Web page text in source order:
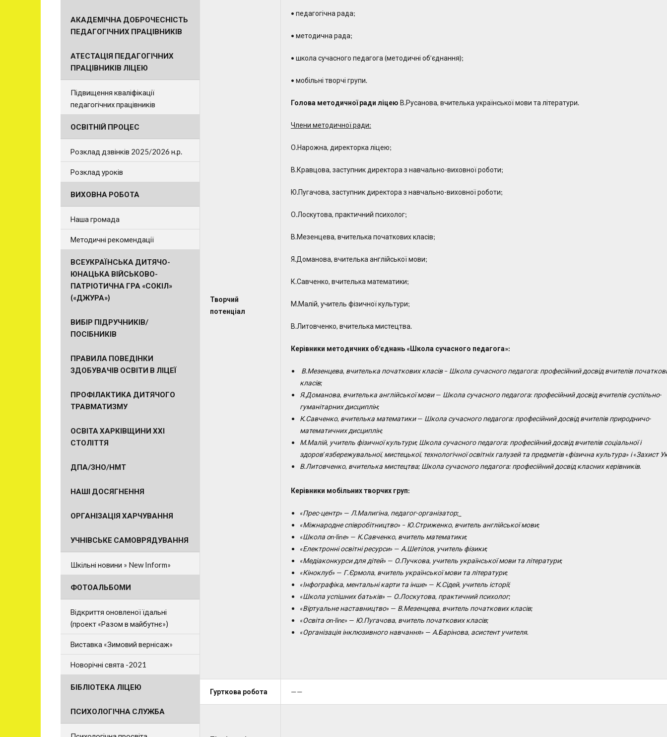
Творчий
потенціал
• педагогічна рада;
• методична рада;
• школа сучасного педагога (методичні об’єднання);
• мобільні творчі групи.
Голова методичної ради ліцею В.Русанова, вчителька української мови та літератури.
Члени методичної ради:
О.Нарожна, директорка ліцею;
В.Кравцова, заступник директора з навчально-виховної роботи;
Ю.Пугачова, заступник директора з навчально-виховної роботи;
О.Лоскутова, практичний психолог;
В.Мезенцева, вчителька початкових класів;
Я.Доманова, вчителька англійської мови;
К.Савченко, вчителька математики;
М.Малій, учитель фізичної культури;
В.Литовченко, вчителька мистецтва.
Керівники методичних об’єднань «Школа сучасного педагога»:
В.Мезенцева, вчителька початкових класів – Школа сучасного педагога: професійний досвід вчителів
класів;
Я.Доманова, вчителька англійської мови — Школа сучасного педагога: професійний досвід вчителів суспільно-
гуманітарних дисциплін;
К.Савченко, вчителька математики — Школа сучасного педагога: професійний досвід вчителів природничо-
математичних дисциплін;
М.Малій, учитель фізичної культури; Школа сучасного педагога: професійний досвід вчителів соціальної і
здоров’язбережувальної, мистецької, технологічної освітніх галузей та предметів «фізична культура» і «Захист
В.Литовченко, вчителька мистецтва; Школа сучасного педагога: професійний досвід класних керівників.
Керівники мобільних творчих груп:
«Прес-центр» — Л.Малигіна, педагог-організатор;
«Міжнародне співробітництво» – Ю.Стриженко, вчитель англійської мови;
«Школа оn-linе» — К.Савченко, вчитель математики;
«Електронні освітні ресурси» — А.Шетілов, учительфізики;
«Медіаконкурси для дітей» — О.Пучкова, учительукраїнської мови та літератури;
«Кіноклуб» — Г.Єрмола, вчительукраїнської мови та літератури;
«Інфографіка, ментальні карти та інше» — К.Сідей, учительісторії;
«Школа успішних батьків» — О.Лоскутова, практичнийпсихолог;
«Віртуальне наставництво» — В.Мезенцева, вчительпочаткових класів;
«Освіта оn-line» — Ю.Пугачова, вчительпочаткових класів;
«Організація інклюзивного навчання» — А.Барінова, асистент учителя.
Гурткова робота ——
АКАДЕМІЧНА ДОБРОЧЕСНІСТЬ
ПЕДАГОГІЧНИХ ПРАЦІВНИКІВ
АТЕСТАЦІЯ ПЕДАГОГІЧНИХ
ПРАЦІВНИКІВ ЛІЦЕЮ
Підвищення кваліфікації
педагогічних працівників
ОСВІТНІЙ ПРОЦЕС
Розклад дзвінків 2025/2026 н.р.
Розклад уроків
ВИХОВНА РОБОТА
Наша громада
Методичні рекомендації
ВСЕУКРАЇНСЬКА ДИТЯЧО-
ЮНАЦЬКА ВІЙСЬКОВО-
ПАТРІОТИЧНА ГРА «СОКІЛ»
(«ДЖУРА»)
ВИБІР ПІДРУЧНИКІВ/
ПОСІБНИКІВ
ПРАВИЛА ПОВЕДІНКИ
ЗДОБУВАЧІВ ОСВІТИ В ЛІЦЕЇ
ПРОФІЛАКТИКА ДИТЯЧОГО
ТРАВМАТИЗМУ
ОСВІТА ХАРКІВЩИНИ ХХІ
СТОЛІТТЯ
ДПА/ЗНО/НМТ
НАШІ ДОСЯГНЕННЯ
ОРГАНІЗАЦІЯ ХАРЧУВАННЯ
УЧНІВСЬКЕ САМОВРЯДУВАННЯ
Шкільні новини » New Inform»
ФОТОАЛЬБОМИ
Відкриття оновленої їдальні
(проект «Разом в майбутнє»)
Виставка «Зимовий вернісаж»
Новорічні свята -2021
БІБЛІОТЕКА ЛІЦЕЮ
ПСИХОЛОГІЧНА СЛУЖБА